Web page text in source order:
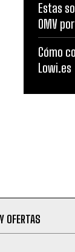
Estas
OMV
Cómo
Lowi.es
OFERTAS